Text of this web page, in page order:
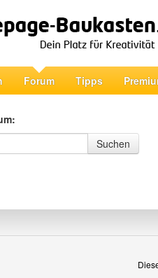
Forum Tipps
Suchen